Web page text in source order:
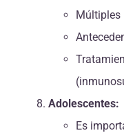
Múltiples
Adolescentes:
Es